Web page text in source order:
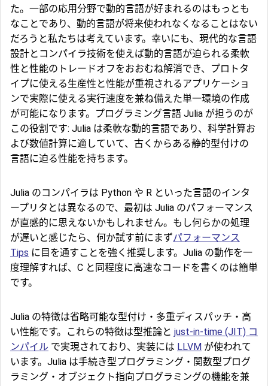
た。一部の応用分野で動的言語が好まれるのはもっとも
なことであり、動的言語が将来使われなくなることはない
だろうと私たちは考えています。幸いにも、現代的な言語
設計とコンパイラ技術を使えば動的言語が迫られる柔軟
性と性能のトレードオフをおおむね解消でき、プロトタ
イプに使える生産性と性能が重視されるアプリケーショ
ンで実際に使える実行速度を兼ね備えた単一環境の作成
が可能になります。プログラミング言語 Julia が担うのが
この役割です: Julia は柔軟な動的言語であり、科学計算お
よび数値計算に適していて、古くからある静的型付けの
言語に迫る性能を持ちます。
Julia のコンパイラは Python や R といった言語のインタ
ープリタとは異なるので、最初は Julia のパフォーマンス
が直感的に思えないかもしれません。もし何らかの処理
が遅いと感じたら、何か試す前にまずパフォーマンス
Tips に目を通すことを強く推奨します。Julia の動作を一
度理解すれば、C と同程度に高速なコードを書くのは簡単
です。
Julia の特徴は省略可能な型付け・多重ディスパッチ・高
い性能です。これらの特徴は型推論と just-in-time (JIT) コ
ンパイル で実現されており、実装には LLVM が使われて
います。Julia は手続き型プログラミング・関数型プログ
ラミング・オブジェクト指向プログラミングの機能を兼